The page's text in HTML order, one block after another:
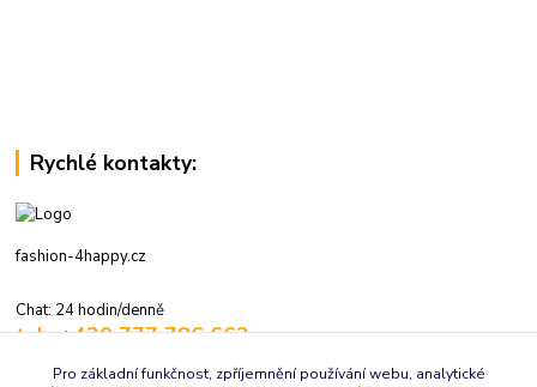
Rychlé kontakty:
fashion-4happy.cz
Chat: 24 hodin/denně
tel.: +420 777 786 662
Pro základní funkčnost, zpříjemnění používání webu, analytické